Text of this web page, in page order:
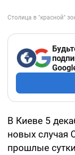
В Киеве 5
новых случая
прошлые